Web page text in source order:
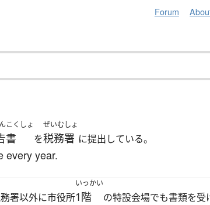
Forum
こくしょ
書 を
ぜいむしょ
税務署 に提出している。
every year.
署以外に市役所
いっかい
1階 の特設会場でも書類を受